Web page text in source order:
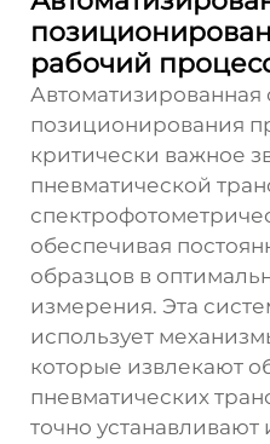
рабочий
Автоматизированная
позиционирования
критически важное
пневматической
обеспечивая
образцов в
измерения. Эта
использует
которые извлекают
пневматических
точно устанавливают